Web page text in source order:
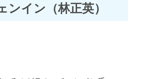
供達）（1988） 【おすすめカンフー映
ンイン（林正英）